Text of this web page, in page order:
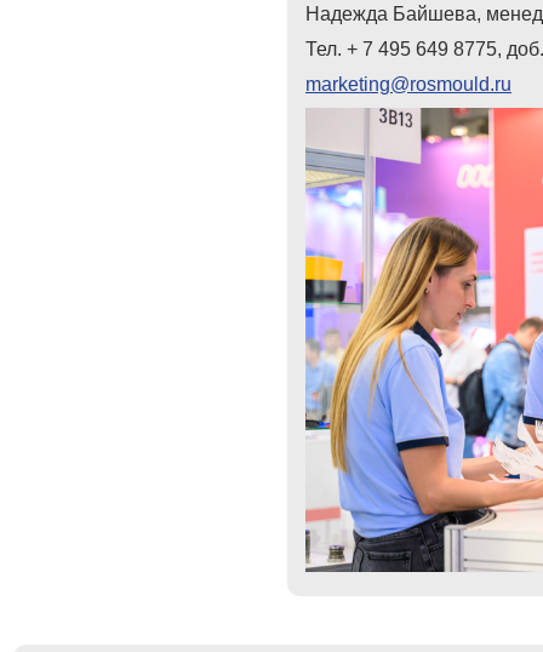
Надежда Байшева,
Тел. + 7 495 649 8775,
marketing@rosmould.ru